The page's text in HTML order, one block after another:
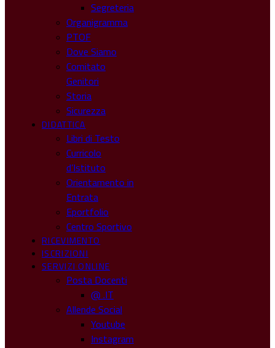
Segreteria
Organigramma
PTOF
Dove Siamo
Comitato
Genitori
Storia
Sicurezza
DIDATTICA
Libri di Testo
Curricolo
d’Istituto
Orientamento in
Entrata
Eportfolio
Centro Sportivo
RICEVIMENTO
ISCRIZIONI
SERVIZI ONLINE
Posta Docenti
@ .IT
Allende Social
Youtube
Instagram